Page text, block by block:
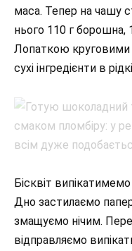
маса. Тепер на чашу
нього 110 г борошна,
Лопаткою круговими
сухі інгредієнти в
Бісквіт
Дно застилаємо
змащуємо нічим.
відправляємо